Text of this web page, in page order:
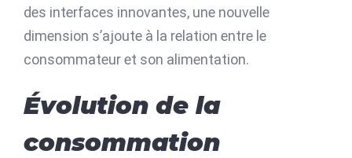
des interfaces innovantes, une nouvelle
dimension s’ajoute à la relation entre le
consommateur et son alimentation.
Évolution de la
consommation